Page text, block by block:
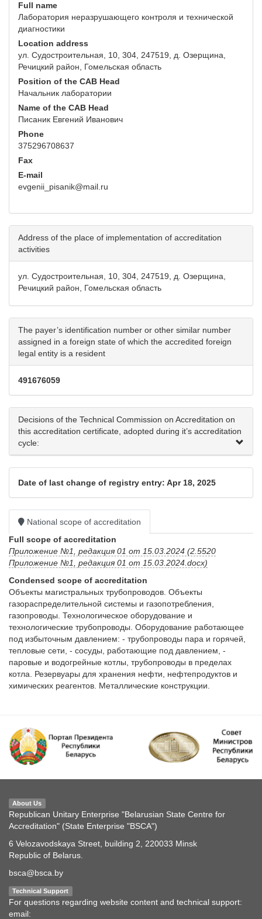
Full name
Лаборатория неразрушающего контроля и технической
диагностики
Location address
ул. Судостроительная, 10, 304, 247519, д. Озерщина,
Речицкий район, Гомельская область
Position of the CAB Head
Начальник лаборатории
Name of the CAB Head
Писаник Евгений Иванович
Phone
375296708637
Fax
E-mail
evgenii_pisanik@mail.ru
Address of the place of implementation of accreditation
activities
ул. Судостроительная, 10, 304, 247519, д. Озерщина,
Речицкий район, Гомельская область
The payer’s identification number or other similar number
assigned in a foreign state of which the accredited foreign
legal entity is a resident
491676059
Decisions of the Technical Commission on Accreditation on
this accreditation certificate, adopted during it’s accreditation
cycle:
Date of last change of registry entry: Apr 18, 2025
National scope of accreditation
Full scope of accreditation
Приложение №1, редакция 01 от 15.03.2024 (2.5520
Приложение №1, редакция 01 от 15.03.2024.docx)
Condensed scope of accreditation
Объекты магистральных трубопроводов. Объекты
газораспределительной системы и газопотребления,
газопроводы. Технологическое оборудование и
технологические трубопроводы. Оборудование работающее
под избыточным давлением: - трубопроводы пара и горячей,
тепловые сети, - сосуды, работающие под давлением, -
паровые и водогрейные котлы, трубопроводы в пределах
котла. Резервуары для хранения нефти, нефтепродуктов и
химических реагентов. Металлические конструкции.
About Us
Republican Unitary Enterprise "Belarusian State Centre for
Accreditation" (State Enterprise "BSCA")
6 Velozavodskaya Street, building 2, 220033 Minsk
Republic of Belarus.
bsca@bsca.by
Technical Support
For questions regarding website content and technical support:
email: